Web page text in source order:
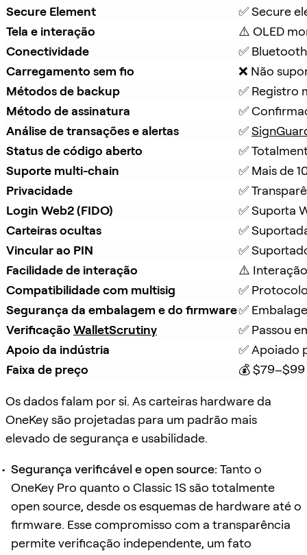
Secure Element
✅ Secure
Tela e interação
⚠️ OLED
Conectividade
✅
Carregamento sem fio
❌ Não
Métodos de backup
✅ Registro
Método de assinatura
✅
Análise de transações e alertas
✅
Status de código aberto
✅
Suporte multi-chain
✅ Mais de
Privacidade
✅
Login Web2 (FIDO)
✅ Suporta
Carteiras ocultas
✅
Vincular ao PIN
✅
Facilidade de interação
⚠️
Compatibilidade com multisig
✅
Segurança da embalagem e do firmware✅
Verificação WalletScrutiny
✅ Passou
Apoio da indústria
✅ Apoiado
Faixa de preço
💰 $79–$99
Os dados falam por si. As carteiras hardware da
OneKey são projetadas para um padrão mais
elevado de segurança e usabilidade.
Segurança verificável e open source: Tanto o
OneKey Pro quanto o Classic 1S são totalmente
open source, desde os esquemas de hardware até o
firmware. Esse compromisso com a transparência
permite verificação independente, um fato